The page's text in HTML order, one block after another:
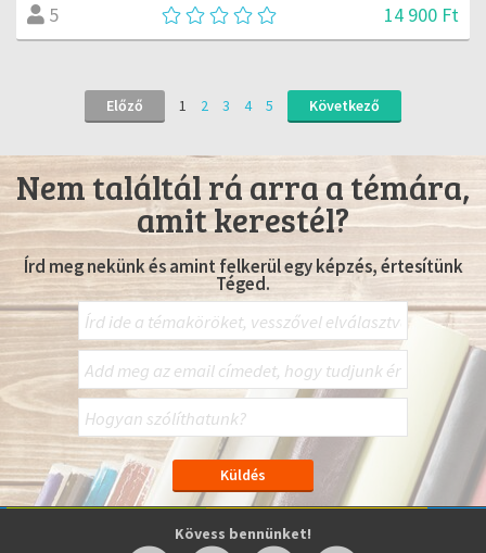
5 14 900 Ft
Előző 1 2 3 4 5 Következő
Nem találtál rá arra a témára,
amit kerestél?
Írd meg nekünk és amint felkerül egy képzés, értesítünk
Téged.
Kövess bennünket!